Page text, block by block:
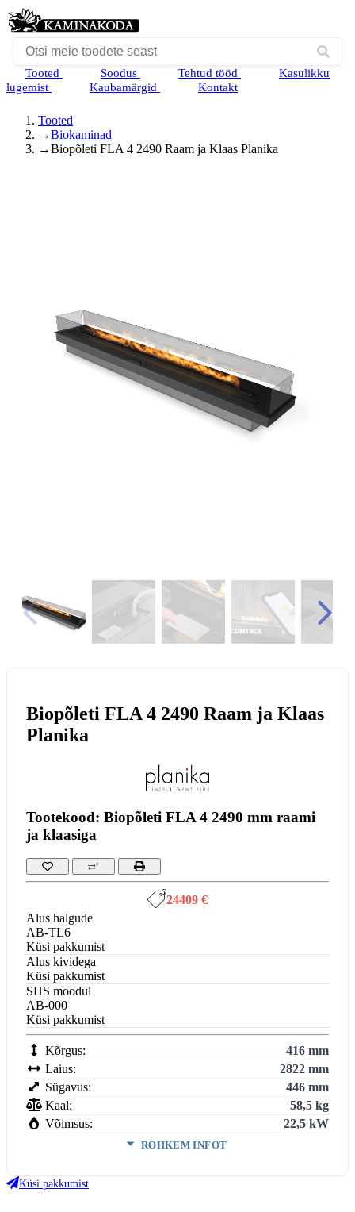
Tooted Soodus Tehtud tööd
Kasulikku
lugemist
Kaubamärgid Kontakt
Tooted
→Biokaminad
→Biopõleti FLA 4 2490 Raam ja Klaas Planika
Biopõleti FLA 4 2490 Raam ja Klaas
Planika
Tootekood: Biopõleti FLA 4 2490 mm raami
ja klaasiga
24409 €
Alus halgude
AB-TL6
Küsi pakkumist
Alus kividega
Küsi pakkumist
SHS moodul
AB-000
Küsi pakkumist
Kõrgus:
416 mm
Laius:
2822 mm
Sügavus:
446 mm
Kaal:
58,5 kg
Võimsus:
22,5 kW
ROHKEM INFOT
Klaasi kuju:
Küsi pakkumist